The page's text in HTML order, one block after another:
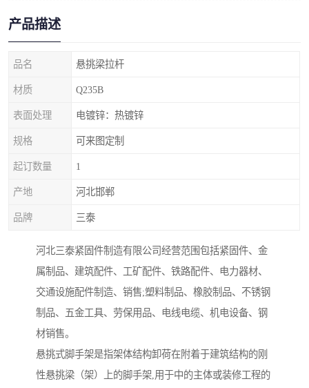
产品描述
品名 悬挑梁拉杆
材质 Q235B
表面处理 电镀锌：热镀锌
规格 可来图定制
起订数量 1
产地 河北邯郸
品牌 三泰
河北三泰紧固件制造有限公司经营范围包括紧固件、金
属制品、建筑配件、工矿配件、铁路配件、电力器材、
交通设施配件制造、销售;塑料制品、橡胶制品、不锈钢
制品、五金工具、劳保用品、电线电缆、机电设备、钢
材销售。
悬挑式脚手架是指架体结构卸荷在附着于建筑结构的刚
性悬挑梁（架）上的脚手架,用于中的主体或装修工程的